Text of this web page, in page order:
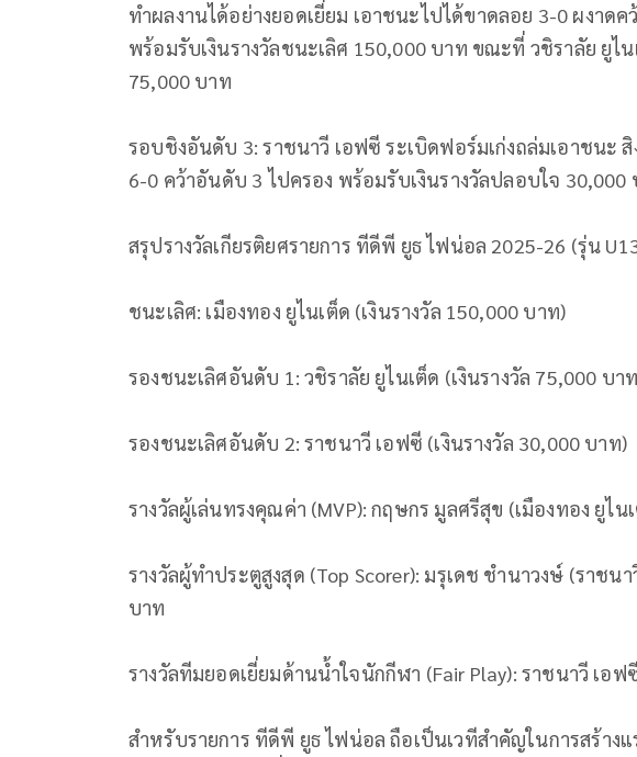
ทำผลงานได้อย่างยอดเยี่ยม เอาชนะไปได้ขาดลอย 3-0 ผงาด
พร้อมรับเงินรางวัลชนะเลิศ 150,000 บาท ขณะที่ วชิราลัย ยูไน
75,000 บาท
รอบชิงอันดับ 3: ราชนาวี เอฟซี ระเบิดฟอร์มเก่งถล่มเอาชนะ สิ
6-0 คว้าอันดับ 3 ไปครอง พร้อมรับเงินรางวัลปลอบใจ 30,000
สรุปรางวัลเกียรติยศรายการ ทีดีพี ยูธ ไฟน่อล 2025-26 (รุ่น
ชนะเลิศ: เมืองทอง ยูไนเต็ด (เงินรางวัล 150,000 บาท)
รองชนะเลิศอันดับ 1: วชิราลัย ยูไนเต็ด (เงินรางวัล 75,000 บา
รองชนะเลิศอันดับ 2: ราชนาวี เอฟซี (เงินรางวัล 30,000 บาท)
รางวัลผู้เล่นทรงคุณค่า (MVP): กฤษกร มูลศรีสุข (เมืองทอง ยูไน
รางวัลผู้ทำประตูสูงสุด (Top Scorer): มรุเดช ชำนาวงษ์ (ราชน
บาท
รางวัลทีมยอดเยี่ยมด้านน้ำใจนักกีฬา (Fair Play): ราชนาวี เอฟ
สำหรับรายการ ทีดีพี ยูธ ไฟน่อล ถือเป็นเวทีสำคัญในการสร้า